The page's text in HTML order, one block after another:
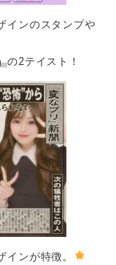
インのスタンプや
の2テイスト！
インが特徴。